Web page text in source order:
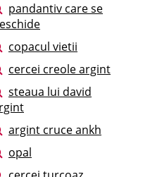
pandantiv care se
copacul vietii
cercei creole argint
steaua lui david
argint cruce ankh
opal